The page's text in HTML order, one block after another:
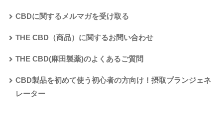
CBDに関するメルマガを受け取る
THE CBD（商品）に関するお問い合わせ
THE CBD(麻田製薬)のよくあるご質問
CBD製品を初めて使う初心者の方向け！摂取プランジェネ
レーター